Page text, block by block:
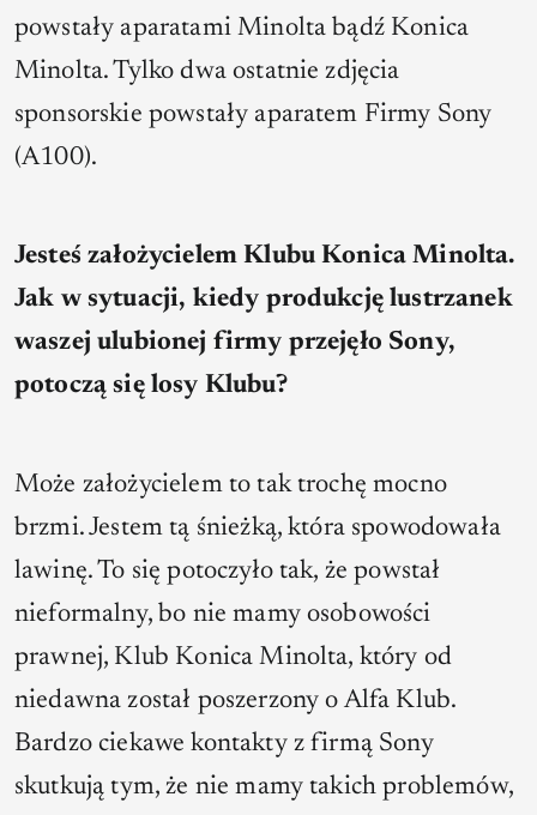
powstały aparatami Minolta bądź Konica
Minolta. Tylko dwa ostatnie zdjęcia
sponsorskie powstały aparatem Firmy Sony
(A100).
Jesteś założycielem Klubu Konica Minolta.
Jak w sytuacji, kiedy produkcję lustrzanek
waszej ulubionej firmy przejęło Sony,
potoczą się losy Klubu?
Może założycielem to tak trochę mocno
brzmi. Jestem tą śnieżką, która spowodowała
lawinę. To się potoczyło tak, że powstał
nieformalny, bo nie mamy osobowości
prawnej, Klub Konica Minolta, który od
niedawna został poszerzony o Alfa Klub.
Bardzo ciekawe kontakty z firmą Sony
skutkują tym, że nie mamy takich problemów,